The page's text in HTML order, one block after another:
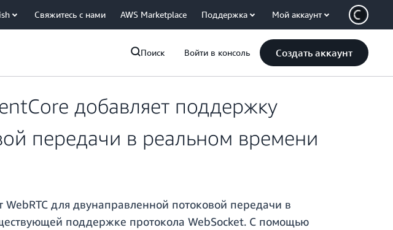
Свяжитесь с нами AWS Marketplace Поддержка Мой аккаунт
Поиск Войти в консоль Создать аккаунт
добавляет поддержку
передачи в реальном времени
для двунаправленной потоковой передачи в
поддержке протокола WebSocket. С помощью